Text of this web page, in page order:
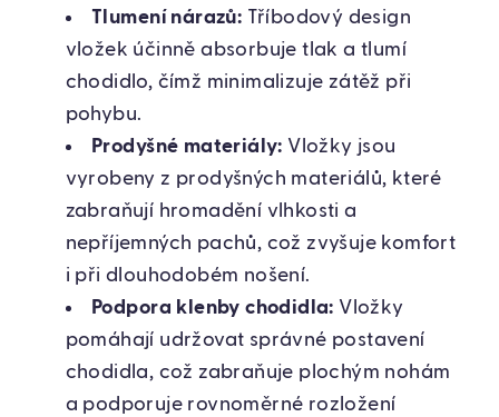
Tlumení nárazů:
Tříbodový design
vložek účinně absorbuje tlak a tlumí
chodidlo, čímž minimalizuje zátěž při
pohybu.
Prodyšné materiály: Vložky jsou
vyrobeny z prodyšných materiálů, které
zabraňují hromadění vlhkosti a
nepříjemných pachů, což zvyšuje komfort
i při dlouhodobém nošení.
Podpora klenby chodidla: Vložky
pomáhají udržovat správné postavení
chodidla, což zabraňuje plochým nohám
a podporuje rovnoměrné rozložení